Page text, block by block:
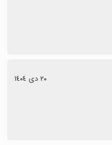
٢٠ دی ١٤٠٤